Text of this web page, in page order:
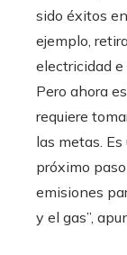
sido éxitos
ejemplo,
electricidad
Pero ahora
requiere
las metas.
próximo
emisiones
y el gas”,